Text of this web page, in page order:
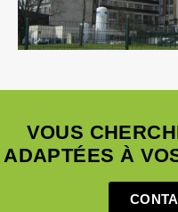
VOUS
ADAPTÉES À